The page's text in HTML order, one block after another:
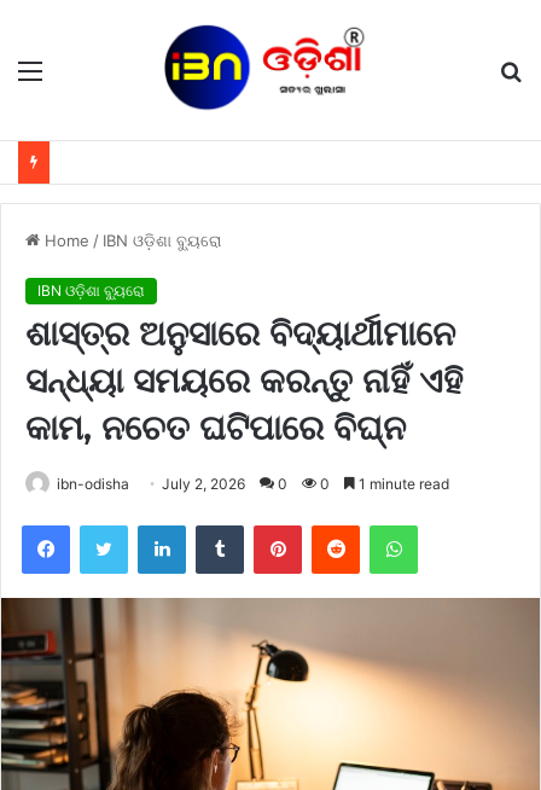
Menu
Home / IBN ଓଡ଼ିଶା ବ୍ୟୁରୋ
IBN ଓଡ଼ିଶା ବ୍ୟୁରୋ
ଶାସ୍ତ୍ର ଅନୁସାରେ ବିଦ୍ୟାର୍ଥୀମାନେ
ସନ୍ଧ୍ୟା ସମୟରେ କରନ୍ତୁ ନାହିଁ ଏହି
କାମ, ନଚେତ ଘଟିପାରେ ବିଘ୍ନ
ibn-odisha July 2, 2026 0 0 1 minute read
FacebookTwitter LinkedInTumblr PinterestReddit WhatsApp